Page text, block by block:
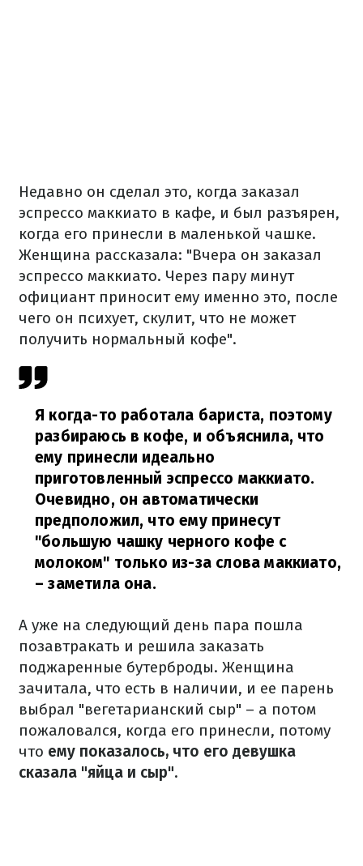
Недавно он сделал это, когда заказал
эспрессо маккиато в кафе, и был разъярен,
когда его принесли в маленькой чашке.
Женщина рассказала: "Вчера он заказал
эспрессо маккиато. Через пару минут
официант приносит ему именно это, после
чего он психует, скулит, что не может
получить нормальный кофе".
Я когда-то работала бариста, поэтому
разбираюсь в кофе, и объяснила, что
ему принесли идеально
приготовленный эспрессо маккиато.
Очевидно, он автоматически
предположил, что ему принесут
"большую чашку черного кофе с
молоком" только из-за слова маккиато,
– заметила она.
А уже на следующий день пара пошла
позавтракать и решила заказать
поджаренные бутерброды. Женщина
зачитала, что есть в наличии, и ее парень
выбрал "вегетарианский сыр" – а потом
пожаловался, когда его принесли, потому
что ему показалось, что его девушка
сказала "яйца и сыр".